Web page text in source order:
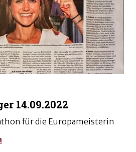
14.09.2022
für die Europameisterin